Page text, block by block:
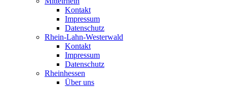
Kontakt
Impressum
Datenschutz
Rhein-Lahn-Westerwald
Kontakt
Impressum
Datenschutz
Rheinhessen
Über uns